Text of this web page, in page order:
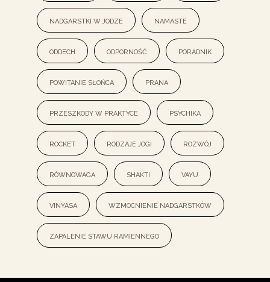
nadgarstki w jodze namaste
oddech odporność poradnik
powitanie słońca prana
przeszkody w praktyce psychika
rocket rodzaje jogi rozwój
równowaga shakti vayu
vinyasa wzmocnienie nadgarstków
zapalenie stawu ramiennego